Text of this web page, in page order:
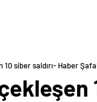
siber saldırı- Haber